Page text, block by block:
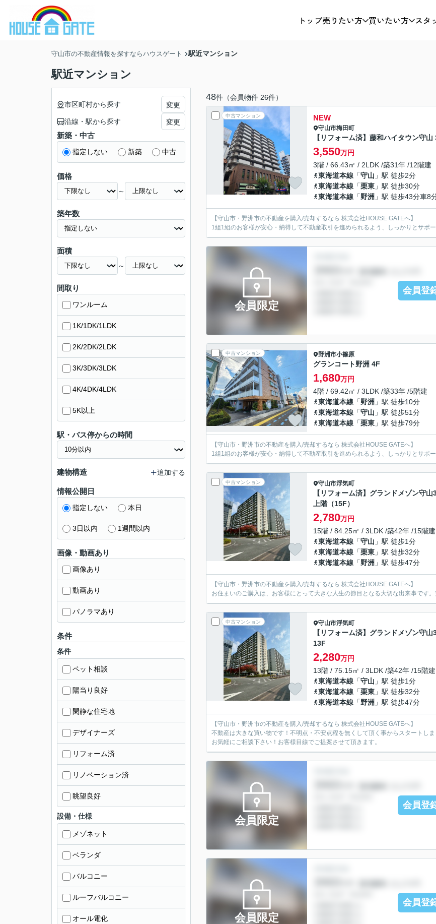
トップ売りたい方 買いたい方 スタ
守山市の不動産情報を探すならハウスゲート 駅近マンション
駅近マンション
48件（会員物件 26件）
中古マンション NEW
守山市梅田町
【リフォーム済】藤和ハイタウン守山
3,550万円
3階 / 66.43㎡ / 2LDK /築31年 /12階建
東海道本線 「守山 」駅 徒歩2分
東海道本線 「栗東 」駅 徒歩30分
東海道本線 「野洲 」駅 徒歩43分車8
【守山市・野洲市の不動産を購入/売却するなら 株式会社HOUSE GATEへ】
1組1組のお客様が安心・納得して不動産取引を進められるよう、しっかりとサポ
会員限定
会員登
中古マンション 野洲市小篠原
グランコート野洲 4F
1,680万円
4階 / 69.42㎡ / 3LDK /築33年 /5階建
東海道本線 「野洲 」駅 徒歩10分
東海道本線 「守山 」駅 徒歩51分
東海道本線 「栗東 」駅 徒歩79分
【守山市・野洲市の不動産を購入/売却するなら 株式会社HOUSE GATEへ】
1組1組のお客様が安心・納得して不動産取引を進められるよう、しっかりとサポ
中古マンション 守山市浮気町
【リフォーム済】グランドメゾン守山
上階（15F）
2,780万円
15階 / 84.25㎡ / 3LDK /築42年 /15階建
東海道本線 「守山 」駅 徒歩1分
東海道本線 「栗東 」駅 徒歩32分
東海道本線 「野洲 」駅 徒歩47分
【守山市・野洲市の不動産を購入/売却するなら 株式会社HOUSE GATEへ】
お住まいのご購入は、お客様にとって大きな人生の節目となる大切な出来事です
中古マンション 守山市浮気町
【リフォーム済】グランドメゾン守山
13F
2,280万円
13階 / 75.15㎡ / 3LDK /築42年 /15階建
東海道本線 「守山 」駅 徒歩1分
東海道本線 「栗東 」駅 徒歩32分
東海道本線 「野洲 」駅 徒歩47分
【守山市・野洲市の不動産を購入/売却するなら 株式会社HOUSE GATEへ】
不動産は大きな買い物です！不明点・不安点程を無くして頂く事からスタートしま
お気軽にご相談下さい！お客様目線でご提案させて頂きます。
会員限定
会員登
会員限定
会員登
市区町村から探す 変更
沿線・駅から探す 変更
新築・中古
指定しない 新築 中古
価格
～
築年数
面積
～
間取り
ワンルーム
1K/1DK/1LDK
2K/2DK/2LDK
3K/3DK/3LDK
4K/4DK/4LDK
5K以上
駅・バス停からの時間
建物構造 追加する
情報公開日
指定しない 本日
3日以内 1週間以内
画像・動画あり
画像あり
動画あり
パノラマあり
条件
条件
ペット相談
陽当り良好
閑静な住宅地
デザイナーズ
リフォーム済
リノベーション済
眺望良好
設備・仕様
メゾネット
ベランダ
バルコニー
ルーフバルコニー
オール電化